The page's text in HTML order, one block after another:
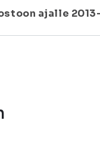
ajalle